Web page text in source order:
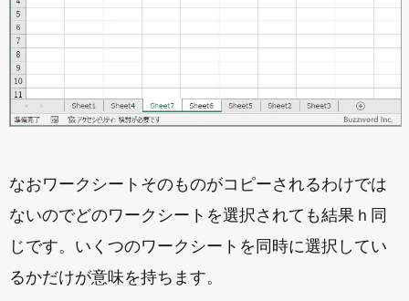
なおワークシートそのものがコピーされるわけでは
ないのでどのワークシートを選択されても結果ｈ同
じです。いくつのワークシートを同時に選択してい
るかだけが意味を持ちます。